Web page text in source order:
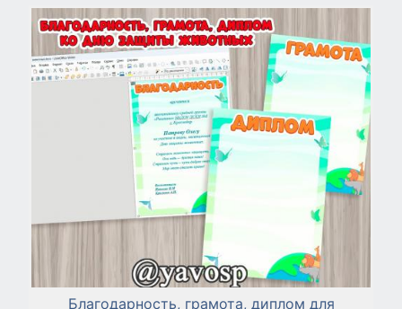
Благодарность, грамота, диплом для